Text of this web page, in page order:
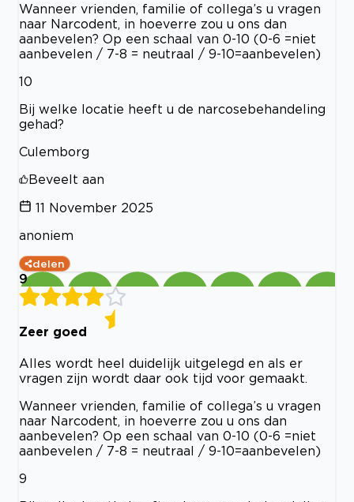
Wanneer vrienden, familie of collega’s u vragen
naar Narcodent, in hoeverre zou u ons dan
aanbevelen? Op een schaal van 0-10 (0-6 =niet
aanbevelen / 7-8 = neutraal / 9-10=aanbevelen)
10
Bij welke locatie heeft u de narcosebehandeling
gehad?
Culemborg
Beveelt aan
11 November 2025
anoniem
delen
9
Zeer goed
Alles wordt heel duidelijk uitgelegd en als er
vragen zijn wordt daar ook tijd voor gemaakt.
Wanneer vrienden, familie of collega’s u vragen
naar Narcodent, in hoeverre zou u ons dan
aanbevelen? Op een schaal van 0-10 (0-6 =niet
aanbevelen / 7-8 = neutraal / 9-10=aanbevelen)
9